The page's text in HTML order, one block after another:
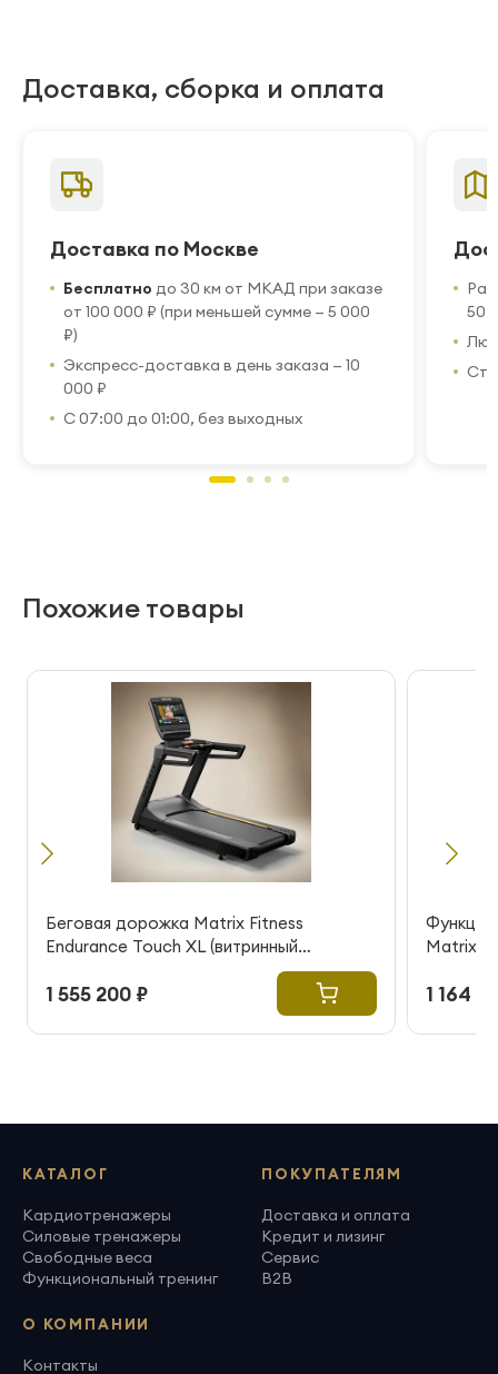
Доставка, сборка и оплата
Доставка по Москве
Бесплатно до 30 км от МКАД при заказе
от 100 000 ₽ (при меньшей сумме — 5 000
₽)
Экспресс-доставка в день заказа — 10
000 ₽
С 07:00 до 01:00, без выходных
50
Похожие товары
Беговая дорожка Matrix Fitness
Endurance Touch XL (витринный
1 555 200 ₽
Matrix
1 164
КАТАЛОГ
Кардиотренажеры
Силовые тренажеры
Свободные веса
Функциональный тренинг
ПОКУПАТЕЛЯМ
Доставка и оплата
Кредит и лизинг
Сервис
B2B
О КОМПАНИИ
Контакты